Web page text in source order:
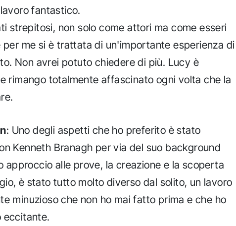
fantastico.
strepitosi, non solo come attori ma come esseri
per me si è trattata di un'importante esperienza di
Non avrei potuto chiedere di più. Lucy è
rimango totalmente affascinato ogni volta che la
: Uno degli aspetti che ho preferito è stato
Kenneth Branagh per via del suo background
approccio alle prove, la creazione e la scoperta
è stato tutto molto diverso dal solito, un lavoro
minuzioso che non ho mai fatto prima e che ho
eccitante.